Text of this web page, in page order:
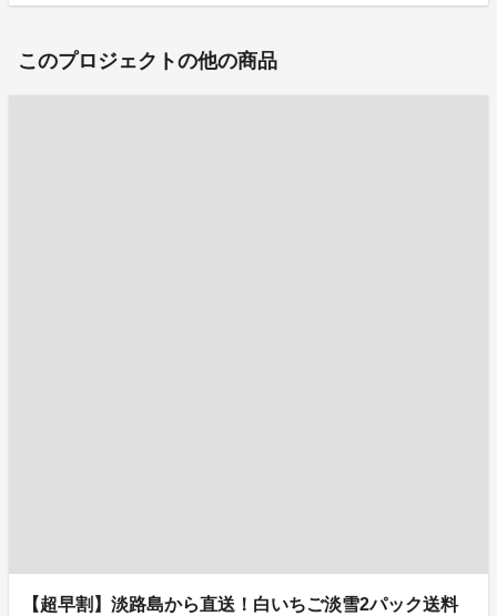
このプロジェクトの他の商品
【超早割】淡路島から直送！白いちご淡雪2パック送料